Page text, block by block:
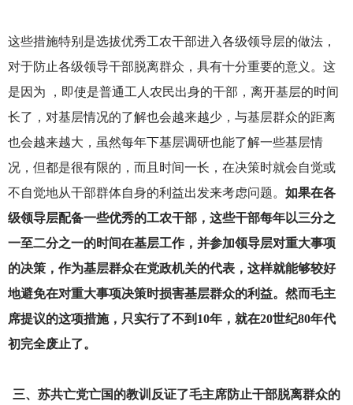
这些措施特别是选拔优秀工农干部进入各级领导层的做法，
对于防止各级领导干部脱离群众，具有十分重要的意义。这
是因为 ，即使是普通工人农民出身的干部，离开基层的时间
长了，对基层情况的了解也会越来越少，与基层群众的距离
也会越来越大，虽然每年下基层调研也能了解一些基层情
况，但都是很有限的，而且时间一长，在决策时就会自觉或
不自觉地从干部群体自身的利益出发来考虑问题。 如果在各
级领导层配备一些优秀的工农干部，这些干部每年以三分之
一至二分之一的时间在基层工作，并参加领导层对重大事项
的决策，作为基层群众在党政机关的代表，这样就能够较好
地避免在对重大事项决策时损害基层群众的利益。然而毛主
席提议的这项措施，只实行了不到10年，就在20世纪80年代
初完全废止了。
三、苏共亡党亡国的教训反证了毛主席防止干部脱离群众的